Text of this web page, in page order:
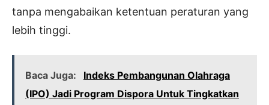
tanpa mengabaikan ketentuan peraturan yang
lebih tinggi.
Baca Juga:
Indeks Pembangunan Olahraga
(IPO) Jadi Program Dispora Untuk Tingkatkan